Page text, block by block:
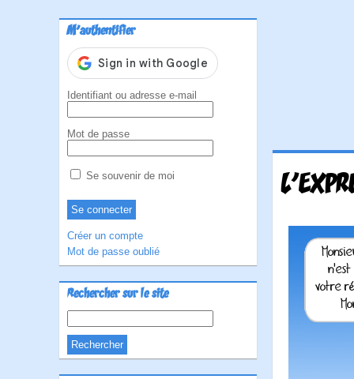
M'authentifier
Identifiant ou adresse e-mail
Mot de passe
Se souvenir de moi
Créer un compte
Mot de passe oublié
Rechercher sur le site